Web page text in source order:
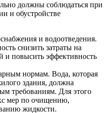
должны соблюдаться при
и обустройстве
и водоотведения.
снизить затраты на
и повысить эффективность
нормам. Вода, которая
здания, должна
требованиям. Для этого
мер по очищению,
жидкости.